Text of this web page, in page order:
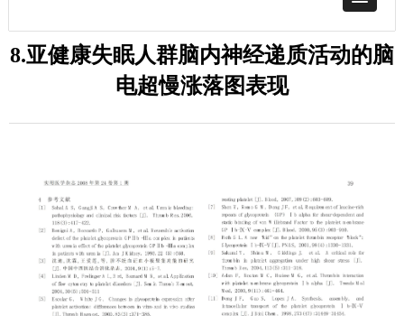
8.亚健康失眠人群脑内神经递质活动的脑
电超慢涨落图表现